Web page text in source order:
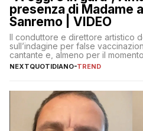
presenza di Madame
Sanremo | VIDEO
Il conduttore e direttore artistico
sull’indagine per false
cantante e, almeno per il
sul palco dell’Ariston
NEXTQUOTIDIANO-TREND